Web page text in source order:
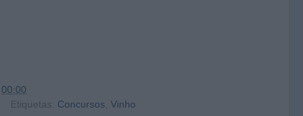
00:00
Etiquetas: Concursos Vinho